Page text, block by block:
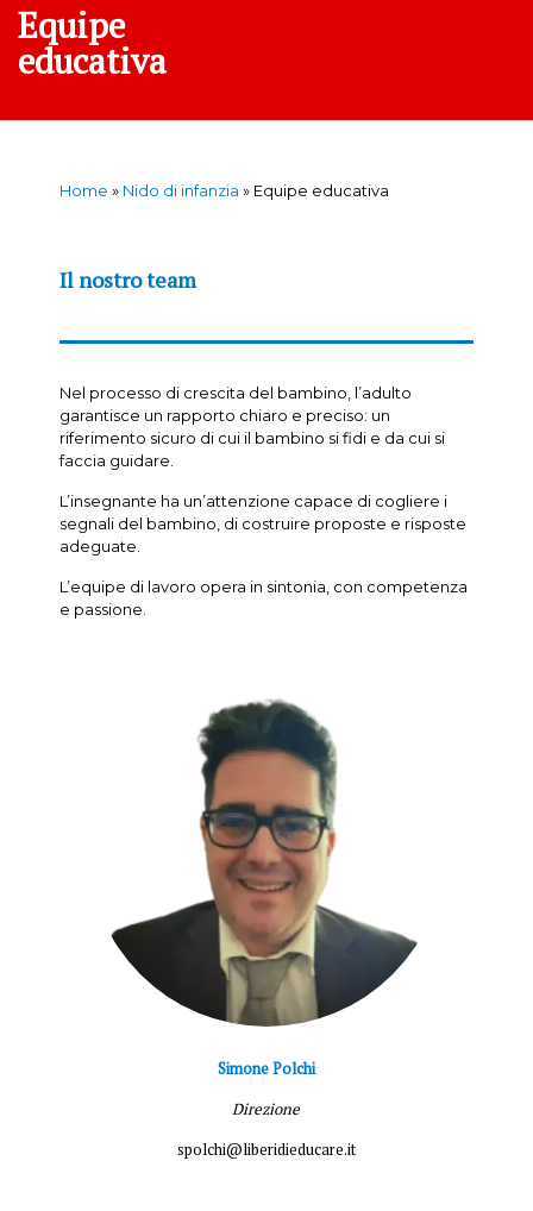
Equipe
educativa
Home » Nido di infanzia » Equipe educativa
Il nostro team
Nel processo di crescita del bambino, l’adulto
garantisce un rapporto chiaro e preciso: un
riferimento sicuro di cui il bambino si fidi e da cui si
faccia guidare.
L’insegnante ha un’attenzione capace di cogliere i
segnali del bambino, di costruire proposte e risposte
adeguate.
L’equipe di lavoro opera in sintonia, con competenza
e passione.
Simone Polchi
Direzione
spolchi@liberidieducare.it